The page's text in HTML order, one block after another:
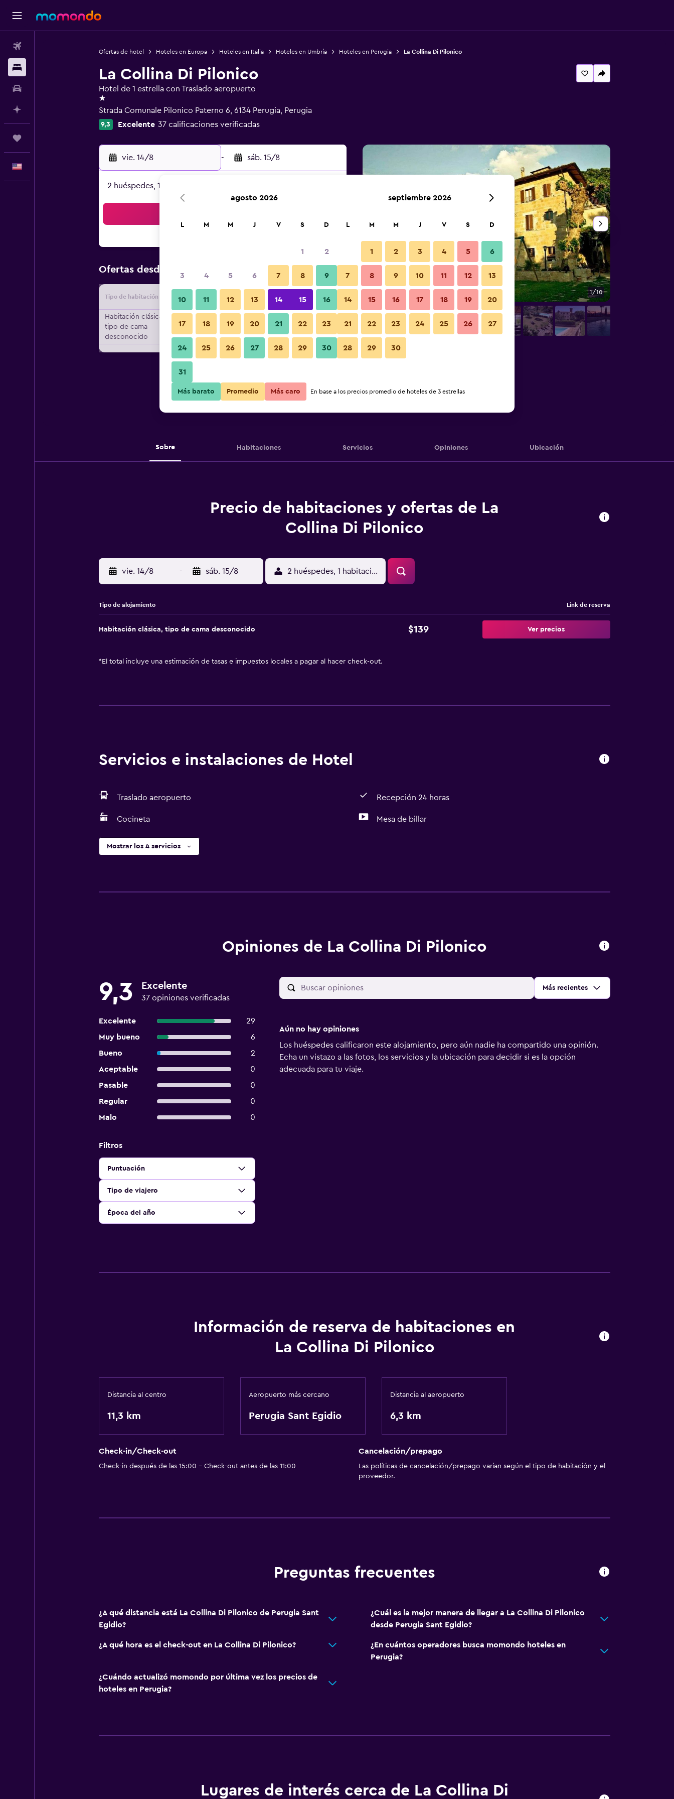
Ofertas de hotel Hoteles en Europa Hoteles en Italia Hoteles en Umbría Hoteles en Perugia La Collina Di Pilonico
La Collina Di Pilonico
Hotel de 1 estrella con Traslado aeropuerto
1 estrella
Strada Comunale Pilonico Paterno 6, 6134 Perugia, Perugia
9,3 Excelente 37 calificaciones verificadas
vie. 14/8 - sáb. 15/8
2 huéspedes, 1 habitación
Ofertas desde Oferta más barata de precio por noche
Tipo de habitación Proveedor Total noche
Habitación clásica,
tipo de cama
desconocido
$139 Ver oferta
Edificio 1/10
Fotos
Sobre Habitaciones Servicios Opiniones Ubicación
Precio de habitaciones y ofertas de La
Collina Di Pilonico
vie. 14/8 - sáb. 15/8 2 huéspedes, 1 habitación
Tipo de alojamiento Link de reserva
Habitación clásica, tipo de cama desconocido $139 Ver precios
* El total incluye una estimación de tasas e impuestos locales a pagar al hacer check-out.
Servicios e instalaciones de Hotel
Traslado aeropuerto Recepción 24 horas
Cocineta Mesa de billar
Mostrar los 4 servicios
Opiniones de La Collina Di Pilonico
9,3 Excelente
37 opiniones verificadas
Excelente
29
Muy bueno
6
Bueno
2
Aceptable
0
Pasable
0
Regular
0
Malo
0
Ordenar por:
Más recientes
Filtros
Puntuación
Tipo de viajero
Época del año
Aún no hay opiniones
Los huéspedes calificaron este alojamiento, pero aún nadie ha compartido una opinión.
Echa un vistazo a las fotos, los servicios y la ubicación para decidir si es la opción
adecuada para tu viaje.
Información de reserva de habitaciones en
La Collina Di Pilonico
Distancia al centro
11,3 km
Aeropuerto más cercano
Perugia Sant Egidio
Distancia al aeropuerto
6,3 km
Check-in/Check-out
Check-in después de las 15:00 - Check-out antes de las 11:00
Cancelación/prepago
Las políticas de cancelación/prepago varían según el tipo de habitación y el
proveedor.
Preguntas frecuentes
¿A qué distancia está La Collina Di Pilonico de Perugia Sant
Egidio?
¿Cuál es la mejor manera de llegar a La Collina Di Pilonico
desde Perugia Sant Egidio?
¿A qué hora es el check-out en La Collina Di Pilonico?
¿En cuántos operadores busca momondo hoteles en
Perugia?
¿Cuándo actualizó momondo por última vez los precios de
hoteles en Perugia?
Lugares de interés cerca de La Collina Di
agosto 2026
L M M J V S D
1 2
3 4 5 6 7 8 9
10 11 12 13 14 15 16
17 18 19 20 21 22 23
24 25 26 27 28 29 30
31
septiembre 2026
L M M J V S D
1 2 3 4 5 6
7 8 9 10 11 12 13
14 15 16 17 18 19 20
21 22 23 24 25 26 27
28 29 30
Más barato Promedio Más caro En base a los precios promedio de hoteles de 3 estrellas